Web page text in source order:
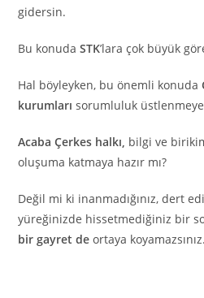
gidersin.
Bu konudaSTK’lara çok büyük
Hal böyleyken, bu önemli konuda
kurumları sorumluluk üstlenmeye
Acaba Çerkes halkı, bilgi ve
oluşuma katmaya hazır mı?
Değil mi ki inanmadığınız, dert
yüreğinizde hissetmediğiniz bir
bir gayret deortaya koyamazsınız.